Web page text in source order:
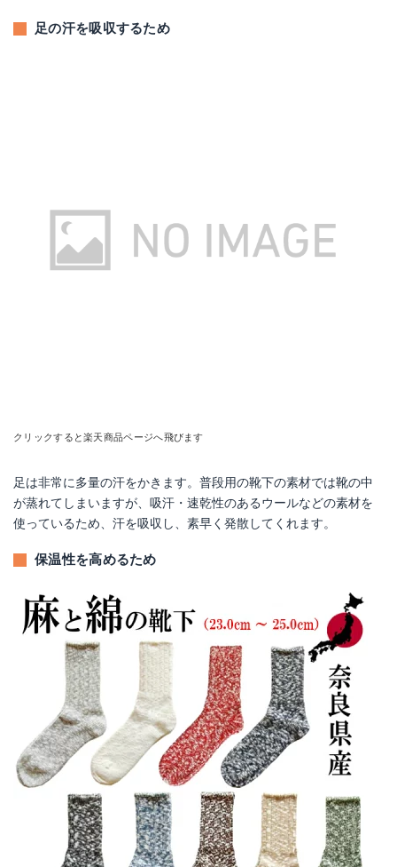
足の汗を吸収するため
クリックすると楽天商品ページへ飛びます
足は非常に多量の汗をかきます。普段用の靴下の素材では靴の中
が蒸れてしまいますが、吸汗・速乾性のあるウールなどの素材を
使っているため、汗を吸収し、素早く発散してくれます。
保温性を高めるため